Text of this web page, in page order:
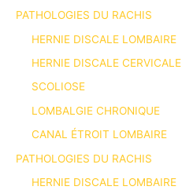
PATHOLOGIES DU RACHIS
HERNIE DISCALE LOMBAIRE
HERNIE DISCALE CERVICALE
SCOLIOSE
LOMBALGIE CHRONIQUE
CANAL ÉTROIT LOMBAIRE
PATHOLOGIES DU RACHIS
HERNIE DISCALE LOMBAIRE